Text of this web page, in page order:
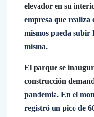
elevador en su
empresa que realiza
mismos pueda subir
misma.
El parque se
construcción
pandemia. En el
registró un pico de